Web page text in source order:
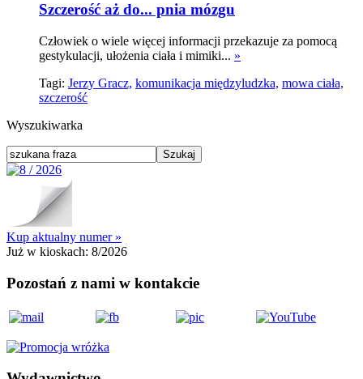
Szczerość aż do... pnia mózgu
Człowiek o wiele więcej informacji przekazuje za pomocą
gestykulacji, ułożenia ciała i mimiki... »
Tagi: Jerzy Gracz, komunikacja międzyludzka, mowa ciała,
szczerość
Wyszukiwarka
Kup aktualny numer »
Już w kioskach: 8/2026
Pozostań z nami w kontakcie